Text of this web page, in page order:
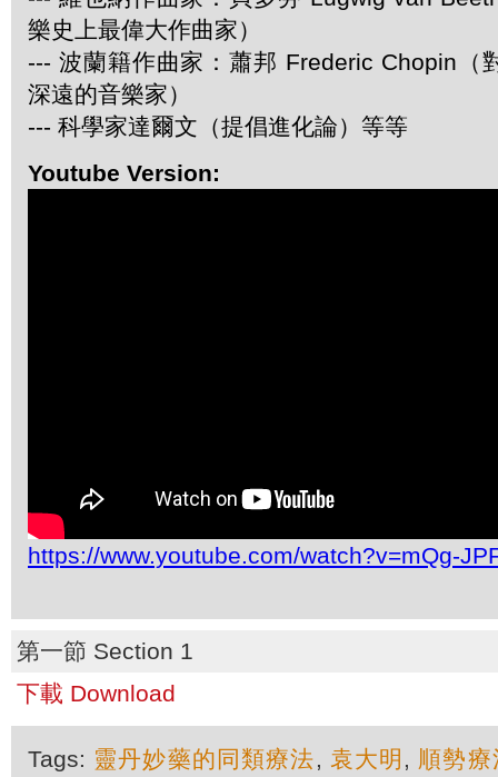
樂史上最偉大作曲家）
--- 波蘭籍作曲家：蕭邦 Frederic Chopin（
深遠的音樂家）
--- 科學家達爾文（提倡進化論）等等
Youtube Version:
https://www.youtube.com/watch?v=mQg-
第一節 Section 1
下載 Download
Tags: 靈丹妙藥的同類療法, 袁大明 , 順勢療